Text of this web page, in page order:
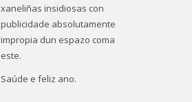
xaneliñas insidiosas con
publicidade absolutamente
impropia dun espazo coma
este.
Saúde e feliz ano.